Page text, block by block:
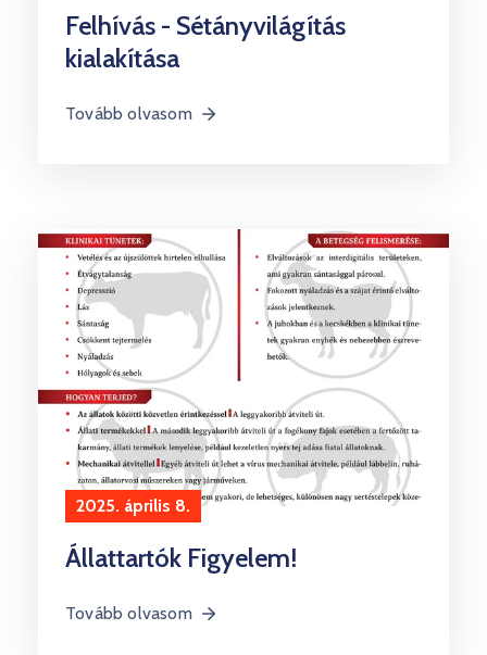
Felhívás - Sétányvilágítás
kialakítása
Tovább olvasom
2025. április 8.
Állattartók Figyelem!
Tovább olvasom